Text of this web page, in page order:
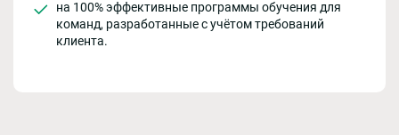
на 100% эффективные программы обучения для
команд, разработанные с учётом требований
клиента.